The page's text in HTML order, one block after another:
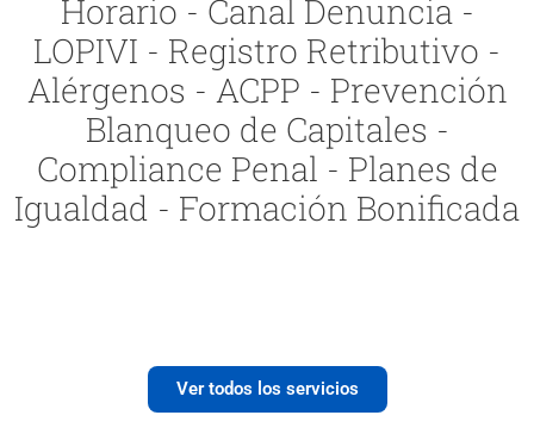
Horario - Canal Denuncia -
LOPIVI - Registro Retributivo -
Alérgenos - ACPP - Prevención
Blanqueo de Capitales -
Compliance Penal - Planes de
Igualdad - Formación Bonificada
Ver todos los servicios